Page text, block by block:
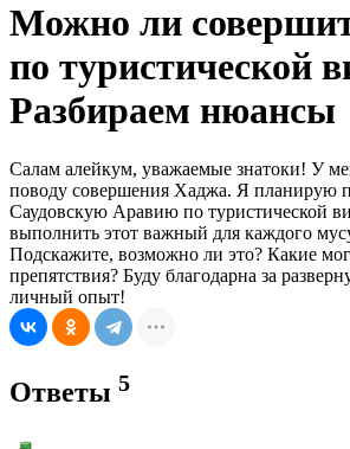
Можно ли
по туристической
Разбираем нюансы
Салам алейкум, уважаемые знатоки! У
поводу совершения Хаджа. Я планирую
Саудовскую Аравию по туристической
выполнить этот важный для каждого
Подскажите, возможно ли это? Какие
препятствия? Буду благодарна за
личный опыт!
Ответы 5